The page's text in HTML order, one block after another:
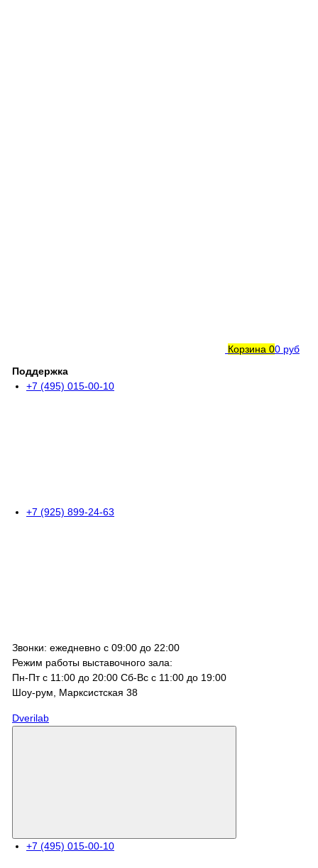
Корзина 00 руб
Поддержка
+7 (495) 015-00-10
+7 (925) 899-24-63
Звонки: ежедневно с 09:00 до 22:00
Режим работы выставочного зала:
Пн-Пт с 11:00 до 20:00 Сб-Вс с 11:00 до 19:00
Шоу-рум, Марксистcкая 38
Dverilab
+7 (495) 015-00-10